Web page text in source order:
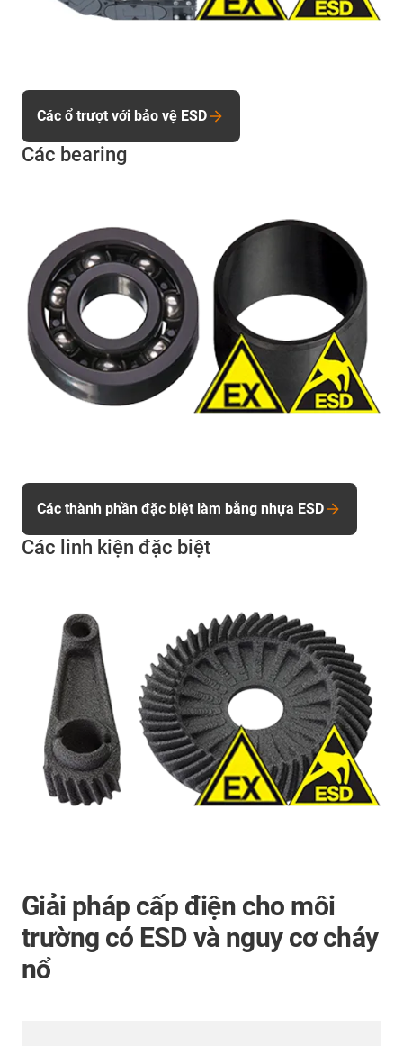
Các bearing
Các ổ trượt với bảo vệ ESD
Các linh kiện đặc biệt
Các thành phần đặc biệt làm bằng nhựa ESD
Giải pháp cấp điện cho môi
trường có ESD và nguy cơ cháy
nổ